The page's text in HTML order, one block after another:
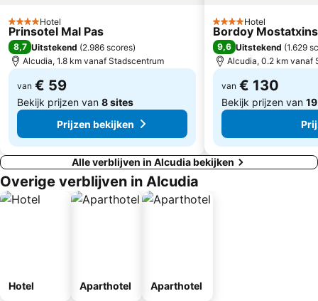
Aqualand
Club Marítim San Antonio de la Playa
Palma Intermodal Station
Can Pere Antoni
Es Fortí
4 SterrenHotel
Prinsotel Mal Pas
8,7 Uitstekend (2.986 scores)
Alcudia, 1.8 km vanaf Stadscentrum
van € 59
Bekijk prijzen van 8 sites
Prijzen bekijken
4 SterrenHotel
Bordoy
9,6 Uitstekend (1.629
Alcudia, 0.2 km vanaf
van € 130
Bekijk prijzen van
Alle verblijven in Alcudia bekijken
Overige verblijven in Alcudia
Hotel Aparthotel Aparthotel